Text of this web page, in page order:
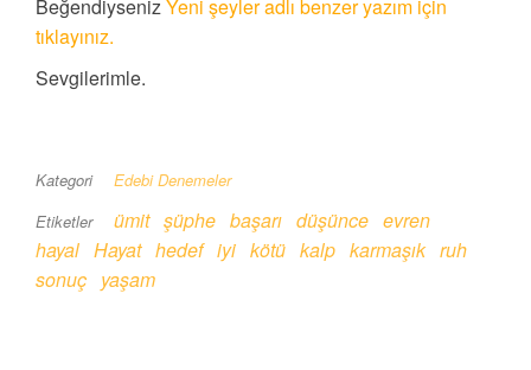
BeğendiysenizYeni şeyler adlı benzer yazım için
tıklayınız.
Sevgilerimle.
Kategori
Edebi Denemeler
Etiketler
ümit şüphe başarı düşünce evren
hayal Hayat hedef iyi kötü kalp karmaşık ruh
sonuç yaşam